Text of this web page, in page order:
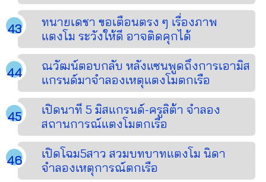
ทนายเดชา ขอเตือนตรง ๆ เรื่องภาพ
แตงโม ระวังให้ดี อาจติดคุกได้
ณวัฒน์ตอบกลับ หลังแซนพูดถึงการเอามิส
แกรนด์มาจำลองเหตุแตงโมตกเรือ
เปิดนาที 5 มิสแกรนด์-ครูลิต้า จำลอง
สถานการณ์แตงโมตกเรือ
เปิดโฉม5สาว สวมบทบาทแตงโม นิดา
จำลองเหตุการณ์ตกเรือ